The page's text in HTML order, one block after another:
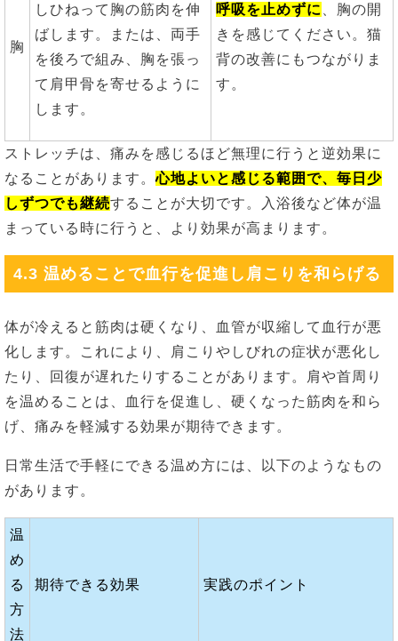
胸
しひねって胸の筋肉を伸
ばします。または、両手
を後ろで組み、胸を張っ
て肩甲骨を寄せるように
します。
呼吸を止めずに
、胸の開
きを感じてください。猫
背の改善にもつながりま
す。
ストレッチは、痛みを感じるほど無理に行うと逆効果に
なることがあります。心地よいと感じる範囲で、毎日少
しずつでも継続することが大切です。入浴後など体が温
まっている時に行うと、より効果が高まります。
4.3 温めることで血行を促進し肩こりを和らげる
体が冷えると筋肉は硬くなり、血管が収縮して血行が悪
化します。これにより、肩こりやしびれの症状が悪化し
たり、回復が遅れたりすることがあります。肩や首周り
を温めることは、血行を促進し、硬くなった筋肉を和ら
げ、痛みを軽減する効果が期待できます。
日常生活で手軽にできる温め方には、以下のようなもの
があります。
温
め
る
方
法
期待できる効果 実践のポイント